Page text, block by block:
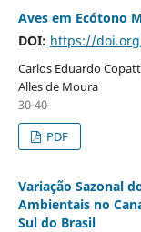
Aves em Ecótono
DOI: https://
Carlos Eduardo
Alles de Moura
30-40
PDF
Variação Sazonal
Ambientais no
Sul do Brasil